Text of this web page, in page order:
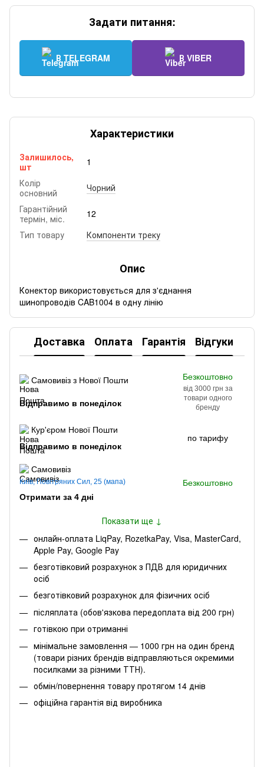
Задати питання:
В TELEGRAM В VIBER
Характеристики
Залишилось,
шт
1
Колір
основний
Чорний
Гарантійний
термін, міс.
12
Тип товару
Компоненти треку
Опис
Конектор використовується для з'єднання
шинопроводів CAB1004 в одну лінію
Доставка Оплата Гарантія Відгуки
Самовивіз з Нової Пошти
Відправимо в понеділок
Безкоштовно
від 3000 грн за
товари одного
бренду
Кур'єром Нової Пошти
Відправимо в понеділок
по тарифу
Самовивіз
Київ, Повітряних Сил, 25 (мапа)
Отримати за 4 дні
Безкоштовно
Показати ще ↓
онлайн-оплата LiqPay, RozetkaPay, Visa, MasterCard,
Apple Pay, Google Pay
безготівковий розрахунок з ПДВ для юридичних
осіб
безготівковий розрахунок для фізичних осіб
післяплата (обов'язкова передоплата від 200 грн)
готівкою при отриманні
мінімальне замовлення — 1000 грн на один бренд
(товари різних брендів відправляються окремими
посилками за різними ТТН).
обмін/повернення товару протягом 14 днів
офіційна гарантія від виробника